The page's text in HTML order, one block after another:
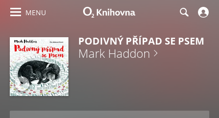
MENU
PODIVNÝ PŘÍPAD SE PSEM
Mark Haddon